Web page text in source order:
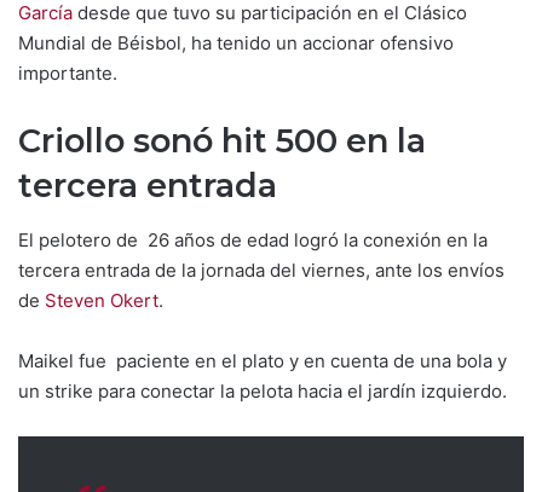
García desde que tuvo su participación en el Clásico
Mundial de Béisbol, ha tenido un accionar ofensivo
importante.
Criollo sonó hit 500 en la
tercera entrada
El pelotero de 26 años de edad logró la conexión en la
tercera entrada de la jornada del viernes, ante los envíos
de Steven Okert.
Maikel fue paciente en el plato y en cuenta de una bola y
un strike para conectar la pelota hacia el jardín izquierdo.